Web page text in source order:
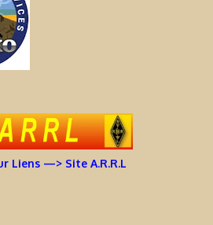
Liens —> Site A.R.R.L